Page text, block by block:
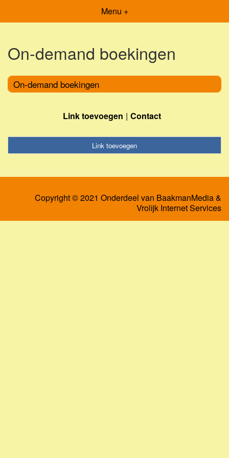
Menu +
On-demand boekingen
On-demand boekingen
Link toevoegen Contact
Link toevoegen
Copyright © 2021 Onderdeel van BaakmanMedia&
Vrolijk Internet Services